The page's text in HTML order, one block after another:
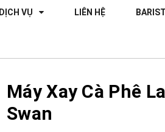
DỊCH VỤ LIÊN HỆ
Máy Xay Cà Phê
Swan